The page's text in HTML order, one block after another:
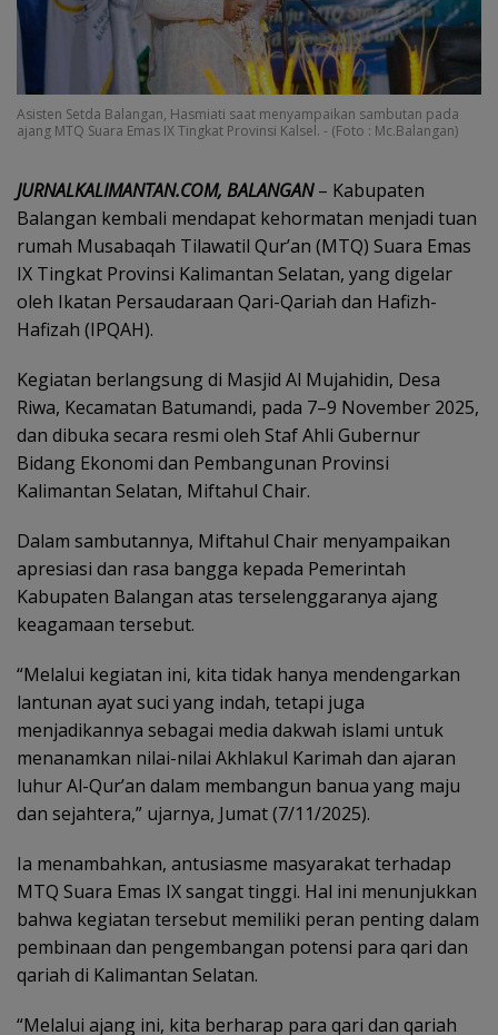
Asisten Setda Balangan, Hasmiati saat menyampaikan sambutan pada
ajang MTQ Suara Emas IX Tingkat Provinsi Kalsel. - (Foto : Mc.Balangan)
JURNALKALIMANTAN.COM, BALANGAN– Kabupaten
Balangan kembali mendapat kehormatan menjadi tuan
rumah Musabaqah Tilawatil Qur’an (MTQ) Suara Emas
IX Tingkat Provinsi Kalimantan Selatan, yang digelar
oleh Ikatan Persaudaraan Qari-Qariah dan Hafizh-
Hafizah (IPQAH).
Kegiatan berlangsung di Masjid Al Mujahidin, Desa
Riwa, Kecamatan Batumandi, pada 7–9 November 2025,
dan dibuka secara resmi oleh Staf Ahli Gubernur
Bidang Ekonomi dan Pembangunan Provinsi
Kalimantan Selatan, Miftahul Chair.
Dalam sambutannya, Miftahul Chair menyampaikan
apresiasi dan rasa bangga kepada Pemerintah
Kabupaten Balangan atas terselenggaranya ajang
keagamaan tersebut.
“Melalui kegiatan ini, kita tidak hanya mendengarkan
lantunan ayat suci yang indah, tetapi juga
menjadikannya sebagai media dakwah islami untuk
menanamkan nilai-nilai Akhlakul Karimah dan ajaran
luhur Al-Qur’an dalam membangun banua yang maju
dan sejahtera,” ujarnya, Jumat (7/11/2025).
Ia menambahkan, antusiasme masyarakat terhadap
MTQ Suara Emas IX sangat tinggi. Hal ini menunjukkan
bahwa kegiatan tersebut memiliki peran penting dalam
pembinaan dan pengembangan potensi para qari dan
qariah di Kalimantan Selatan.
“Melalui ajang ini, kita berharap para qari dan qariah